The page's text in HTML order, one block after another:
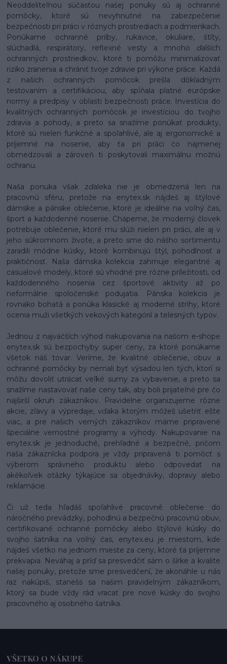
Neoddeliteľnou súčasťou našej ponuky sú aj ochranné
pomôcky, ktoré sú nevyhnutné na zabezpečenie
bezpečnosti pri práci v rôznych prostrediach a podmienkach.
Ponúkame ochranné prilby, rukavice, okuliare, štíty,
slúchadlá, respirátory, reflexné vesty a mnoho ďalších
ochranných prostriedkov, ktoré ti pomôžu minimalizovať
riziko zranenia a chrániť tvoje zdravie pri výkone práce. Každá
z našich ochranných pomôcok prešla dôkladným
testovaním a certifikáciou, aby spĺňala platné európske
normy a predpisy v oblasti bezpečnosti práce. Investícia do
kvalitných ochranných pomôcok je investíciou do tvojho
zdravia a pohody, a preto sa snažíme ponúkať produkty,
ktoré sú nielen funkčné a spoľahlivé, ale aj ergonomické a
príjemné na nosenie, aby ťa pri práci čo najmenej
obmedzovali a zároveň ti poskytovali maximálnu možnú
ochranu.
Naša ponuka však zďaleka nie je obmedzená len na
pracovnú sféru, pretože na enytex.sk nájdeš aj štýlové
dámske a pánske oblečenie, ktoré je ideálne na voľný čas,
šport a každodenné nosenie. Chápeme, že moderný človek
potrebuje oblečenie, ktoré mu slúži nielen pri práci, ale aj v
jeho súkromnom živote, a preto sme do nášho sortimentu
zaradili módne kúsky, ktoré kombinujú štýl, pohodlnosť a
praktičnosť. Naša dámska kolekcia zahrnuje elegantné aj
casualové modely, ktoré sú vhodné pre rôzne príležitosti, od
každodenného nosenia cez športové aktivity až po
neformálne spoločenské podujatia. Pánska kolekcia je
rovnako bohatá a ponúka klasické aj moderné strihy, ktoré
ocenia muži všetkých vekových kategórií a telesných typov.
Jednou z najväčších výhod nakupovania na našom e-shope
enytex.sk sú bezpochyby super ceny, za ktoré ponúkame
všetok náš tovar. Veríme, že kvalitné oblečenie, obuv a
ochranné pomôcky by nemali byť výsadou len tých, ktorí si
môžu dovoliť utrácať veľké sumy za vybavenie, a preto sa
snažíme nastavovať naše ceny tak, aby boli prijateľné pre čo
najširší okruh zákazníkov. Pravidelne organizujeme rôzne
akcie, zľavy a výpredaje, vďaka ktorým môžeš ušetriť ešte
viac, a pre našich verných zákazníkov máme pripravené
špeciálne vernostné programy a výhody. Nakupovanie na
enytex.sk je jednoduché, prehľadné a bezpečné, pričom
naša zákaznícka podpora je vždy pripravená ti pomôcť s
výberom správneho produktu alebo odpovedať na
akékoľvek otázky týkajúce sa objednávky, dopravy alebo
reklamácie.
Či už teda hľadáš spoľahlivé pracovné oblečenie do
náročného prevádzky, pohodlnú a bezpečnú pracovnú obuv,
certifikované ochranné pomôcky alebo štýlové kúsky do
svojho šatníka na voľný čas, enytex.eu je miestom, kde
nájdeš všetko na jednom mieste za ceny, ktoré ťa príjemne
prekvapia. Neváhaj a príď sa presvedčiť sám o šírke a kvalite
našej ponuky, pretože sme presvedčení, že akonáhle u nás
raz nakúpiš, stanešs sa našim pravidelným zákazníkom,
ktorý sa bude vždy rád vracať pre nové kúsky do svojho
pracovného aj osobného šatníka.
VŠETKO O NÁKUPE